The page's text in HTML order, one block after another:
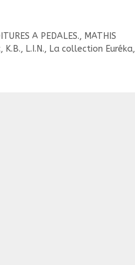
A PEDALES., MATHIS
, K.B., L.I.N., La collection Euréka,